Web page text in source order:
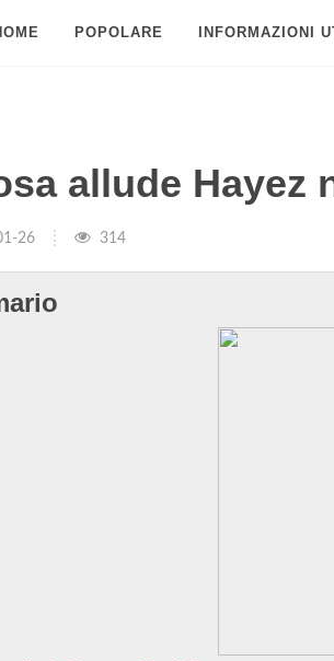
POPOLARE INFORMAZIONI
allude Hayez
26 314